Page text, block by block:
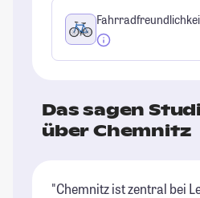
Das sagen
über Chemnitz
"Chemnitz ist zentral bei